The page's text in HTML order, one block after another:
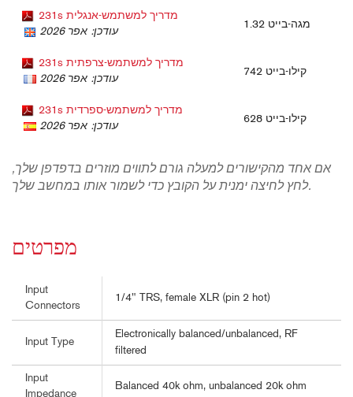
231s מדריך למשתמש-אנגלית
עודכן: אפר 2026
1.32 מגה-בייט
231s מדריך למשתמש-צרפתית
עודכן: אפר 2026
742 קילו-בייט
231s מדריך למשתמש-ספרדית
עודכן: אפר 2026
628 קילו-בייט
אם אחד מהקישורים למעלה גורם לתווים מוזרים בדפדפן שלך,
לחץ לחיצה ימנית על הקובץ כדי לשמור אותו במחשב שלך.
מפרטים
Input
Connectors
1/4" TRS, female XLR (pin 2 hot)
Input Type
Electronically balanced/unbalanced, RF
filtered
Input
Impedance
Balanced 40k ohm, unbalanced 20k ohm